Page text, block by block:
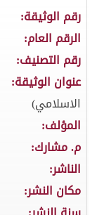
رقم الوثيقة:
الرقم العام:
رقم التصنيف:
عنوان الوثيقة:
الاسلامي)
المؤلف:
م. مشارك:
الناشر:
مكان النشر: